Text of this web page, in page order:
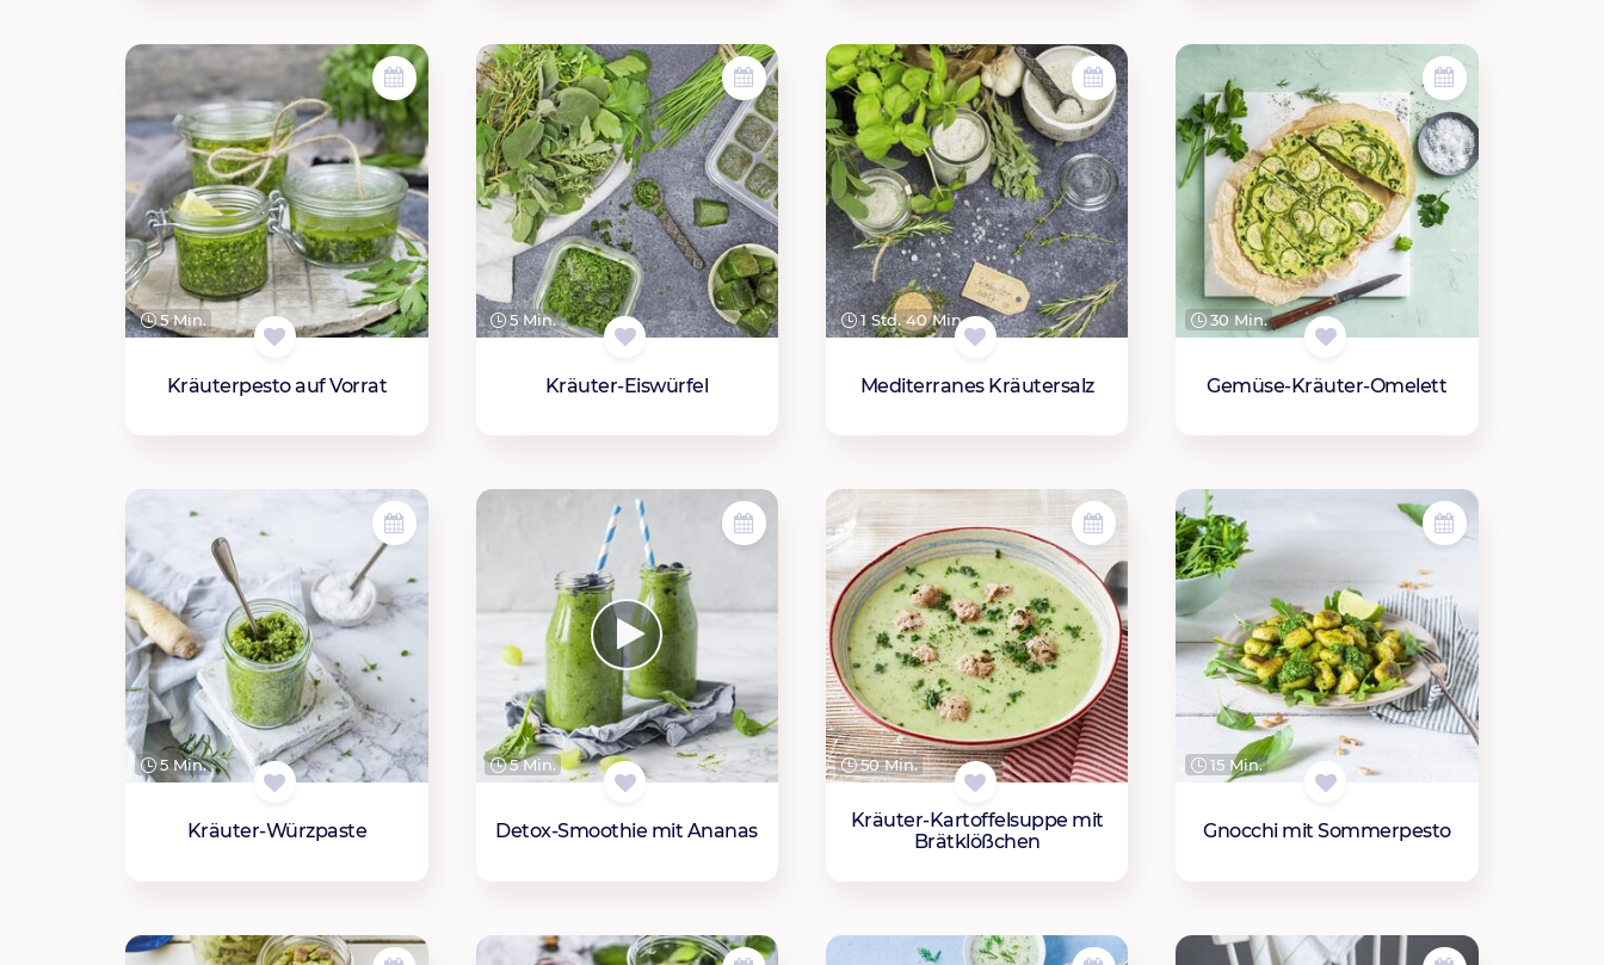
5 Min.
Kräuterpesto auf Vorrat
5 Min.
Kräuter-Eiswürfel
1 Std. 40 Min.
Mediterranes Kräutersalz
30 Min.
Gemüse-Kräuter-Omelett
5 Min.
Kräuter-Würzpaste
5 Min.
Detox-Smoothie mit Ananas
50 Min.
Kräuter-Kartoffelsuppe mit
Brätklößchen
15 Min.
Gnocchi mit Sommerpesto